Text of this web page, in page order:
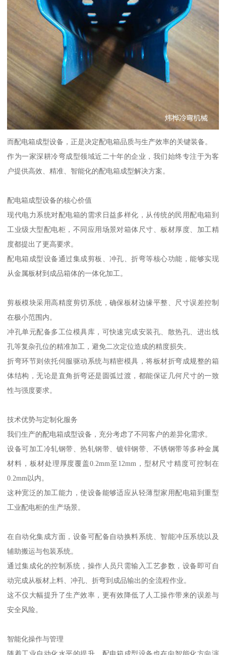
而配电箱成型设备，正是决定配电箱品质与生产效率的关键装备。
作为一家深耕冷弯成型领域近二十年的企业，我们始终专注于为客
户提供高效、精准、智能化的配电箱成型解决方案。
配电箱成型设备的核心价值
现代电力系统对配电箱的需求日益多样化，从传统的民用配电箱到
工业级大型配电柜，不同应用场景对箱体尺寸、板材厚度、加工精
度都提出了更高要求。
配电箱成型设备通过集成剪板、冲孔、折弯等核心功能，能够实现
从金属板材到成品箱体的一体化加工。
剪板模块采用高精度剪切系统，确保板材边缘平整、尺寸误差控制
在极小范围内。
冲孔单元配备多工位模具库，可快速完成安装孔、散热孔、进出线
孔等复杂孔位的精准加工，避免二次定位造成的精度损失。
折弯环节则依托伺服驱动系统与精密模具，将板材折弯成规整的箱
体结构，无论是直角折弯还是圆弧过渡，都能保证几何尺寸的一致
性与强度要求。
技术优势与定制化服务
我们生产的配电箱成型设备，充分考虑了不同客户的差异化需求。
设备可加工冷轧钢带、热轧钢带、镀锌钢带、不锈钢带等多种金属
材料，板材处理厚度覆盖0.2mm至12mm，型材尺寸精度可控制在
0.2mm以内。
这种宽泛的加工能力，使设备能够适应从轻薄型家用配电箱到重型
工业配电柜的生产场景。
在自动化集成方面，设备可配备自动换料系统、智能冲压系统以及
辅助搬运与包装系统。
通过集成化的控制系统，操作人员只需输入工艺参数，设备即可自
动完成从板材上料、冲孔、折弯到成品输出的全流程作业。
这不仅大幅提升了生产效率，更有效降低了人工操作带来的误差与
安全风险。
智能化操作与管理
随着工业自动化水平的提升，配电箱成型设备也在向智能化方向演